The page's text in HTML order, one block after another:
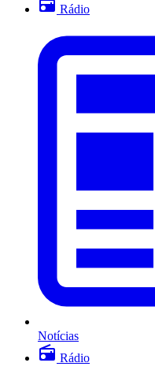
Rádio
Notícias
Rádio